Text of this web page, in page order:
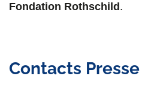
Fondation Rothschild .
Contacts Presse